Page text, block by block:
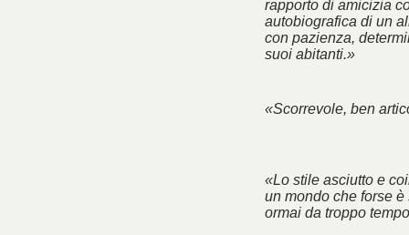
rapporto di amicizia
autobiografica di un
con pazienza,
suoi abitanti.»
«Scorrevole, ben
«Lo stile asciutto e
un mondo che forse
ormai da troppo